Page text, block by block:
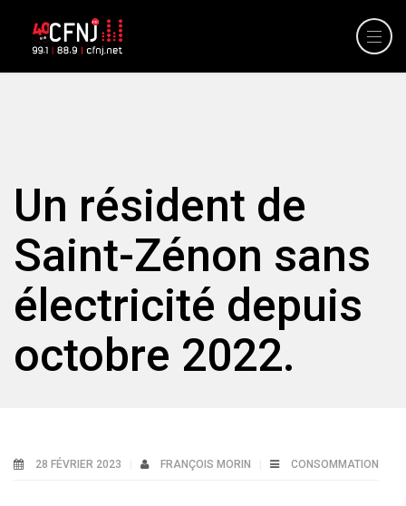
Un résident de
Saint-Zénon sans
électricité depuis
octobre 2022.
28 FÉVRIER 2023 FRANÇOIS MORIN CONSOMMATION